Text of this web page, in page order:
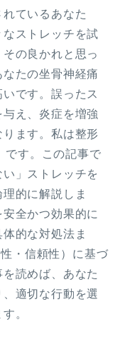
ているあなた
ストレッチを試
の良かれと思っ
たの坐骨神経痛
です。誤ったス
え、炎症を増強
ます。私は整形
す。この記事で
」ストレッチを
的に解説しま
全かつ効果的に
的な対処法ま
・信頼性）に基づ
読めば、あなた
適切な行動を選
。